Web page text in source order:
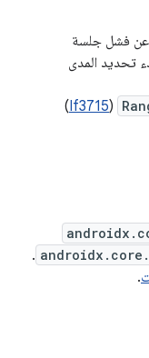
عن فشل جلسة
تحديد المدى
(
If3715
)
.
.